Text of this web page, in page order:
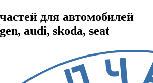
для автомобилей
audi, skoda, seat